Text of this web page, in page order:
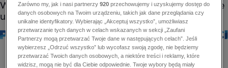
Zarówno my, jak i nasi partnerzy920 przechowujemy i uzyskujemy dostęp do
danych osobowych na Twoim urządzeniu, takich jak dane przeglądania czy
unikalne identyfikatory. Wybierając „Akceptuj wszystko”, umożliwiasz
przetwarzanie tych danych w celach wskazanych w sekcji „Zaufani
Partnerzy mogą przetwarzać Twoje dane w następujących celach”. Jeśli
wybierzesz „Odrzuć wszystko” lub wycofasz swoją zgodę, nie będziemy
przetwarzać Twoich danych osobowych, a niektóre treści i reklamy, które
widzisz, mogą nie być dla Ciebie odpowiednie. Twoje wybory będą miały